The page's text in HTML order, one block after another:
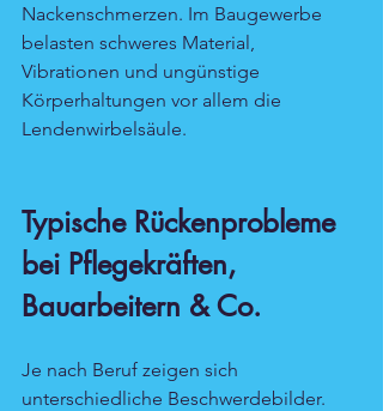
Nackenschmerzen. Im Baugewerbe
belasten schweres Material,
Vibrationen und ungünstige
Körperhaltungen vor allem die
Lendenwirbelsäule.
Typische Rückenprobleme
bei Pflegekräften,
Bauarbeitern & Co.
Je nach Beruf zeigen sich
unterschiedliche Beschwerdebilder.